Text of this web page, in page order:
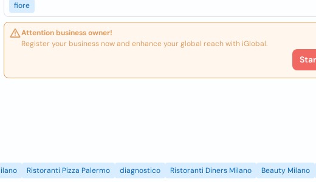
fiore
Attention business owner!
Register your business now and enhance your global reach with iGlobal.
Ristoranti Pizza Palermo diagnostico Ristoranti Diners Milano
Beauty Milano